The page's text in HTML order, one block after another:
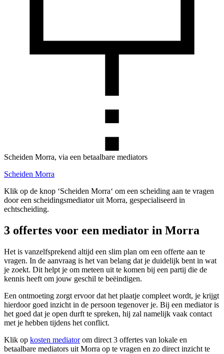
Scheiden Morra, via een betaalbare mediators
Scheiden Morra
Klik op de knop ‘Scheiden Morra‘ om een scheiding aan te vragen
door een scheidingsmediator uit Morra, gespecialiseerd in
echtscheiding.
3 offertes voor een mediator in Morra
Het is vanzelfsprekend altijd een slim plan om een offerte aan te
vragen. In de aanvraag is het van belang dat je duidelijk bent in wat
je zoekt. Dit helpt je om meteen uit te komen bij een partij die de
kennis heeft om jouw geschil te beëindigen.
Een ontmoeting zorgt ervoor dat het plaatje compleet wordt, je krijgt
hierdoor goed inzicht in de persoon tegenover je. Bij een mediator is
het goed dat je open durft te spreken, hij zal namelijk vaak contact
met je hebben tijdens het conflict.
Klik op kosten mediatorom direct 3 offertes van lokale en
betaalbare mediators uit Morra op te vragen en zo direct inzicht te